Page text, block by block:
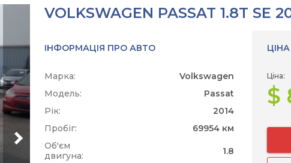
VOLKSWAGEN PASSAT 1.8T SE
ІНФОРМАЦІЯ ПРО АВТО
Марка:
Volkswagen
Модель:
Passat
Рік:
2014
Пробіг:
69954 км
Об'єм
двигуна:
1.8
Ціна:
$